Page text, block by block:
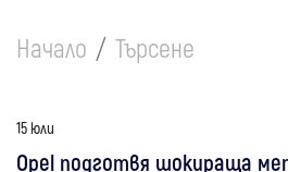
Начало Търсене
15 юли
Opel подготвя шокираща